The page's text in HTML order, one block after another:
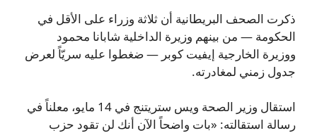
ذكرت الصحف البريطانية أن ثلاثة وزراء على الأقل في
الحكومة — من بينهم وزيرة الداخلية شابانا محمود
ووزيرة الخارجية إيفيت كوبر — ضغطوا عليه سريّاً لعرض
جدول زمني لمغادرته.
استقال وزير الصحة ويس ستريتنج في 14 مايو، معلناً في
رسالة استقالته: «بات واضحاً الآن أنك لن تقود حزب